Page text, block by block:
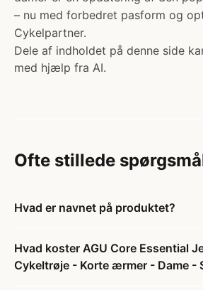
– nu med forbedret pasform og
Cykelpartner.
Dele af indholdet på denne side
med hjælp fra AI.
Ofte stillede
Hvad er navnet på produktet?
Hvad koster AGU Core Essential
Cykeltrøje - Korte ærmer - Dame -